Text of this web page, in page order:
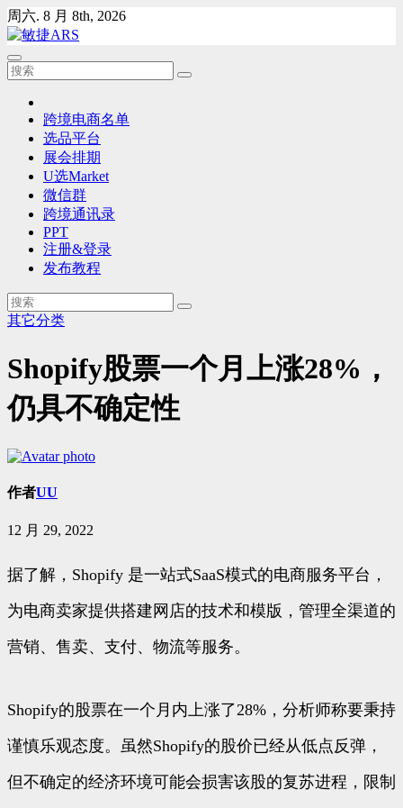
Skip
to
content
周六. 8 月 8th, 2026
跨境电商名单
选品平台
展会排期
U选Market
微信群
跨境通讯录
PPT
注册&登录
发布教程
其它分类
Shopify股票一个月上涨28%，
仍具不确定性
作者UU
12 月 29, 2022
据了解，Shopify 是一站式SaaS模式的电商服务平台，
为电商卖家提供搭建网店的技术和模版，管理全渠道的
营销、售卖、支付、物流等服务。
Shopify的股票在一个月内上涨了28%，分析师称要秉持
谨慎乐观态度。虽然Shopify的股价已经从低点反弹，
但不确定的经济环境可能会损害该股的复苏进程，限制